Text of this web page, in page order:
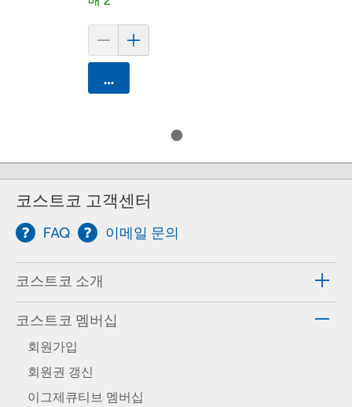
카트에 담기
코스트코 고객센터
FAQ 이메일 문의
코스트코 소개
코스트코 멤버십
회원가입
회원권 갱신
이그제큐티브 멤버십